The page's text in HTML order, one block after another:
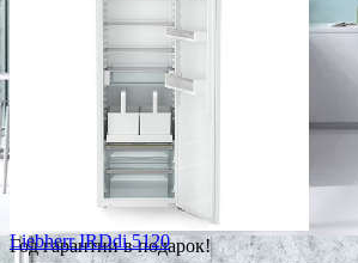
Год гарантии в подарок!
Liebherr IRDdi 5120